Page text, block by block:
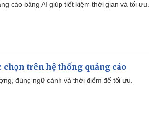
cáo bằng AI giúp tiết kiệm thời gian và tối ưu.
trên hệ thống quảng cáo
đúng ngữ cảnh và thời điểm để tối ưu.